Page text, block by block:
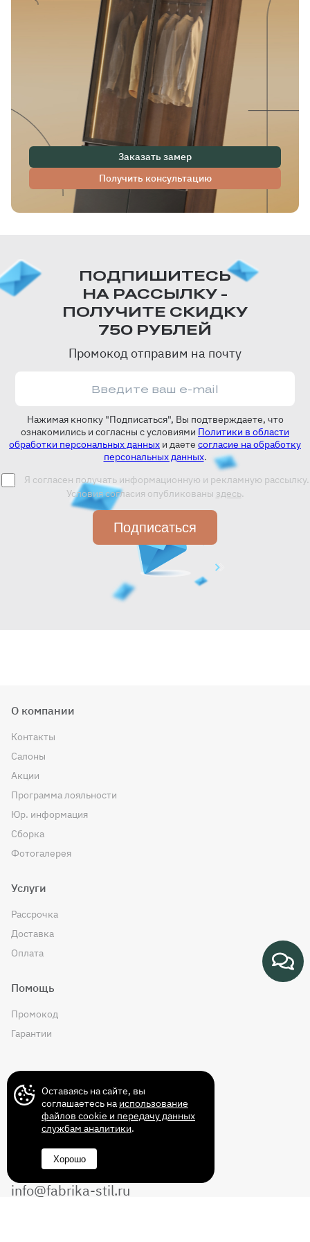
Заказать замер
Получить консультацию
ПОДПИШИТЕСЬ
НА РАССЫЛКУ -
ПОЛУЧИТЕ СКИДКУ
750 РУБЛЕЙ
Промокод отправим на почту
Нажимая кнопку "Подписаться", Вы подтверждаете, что
ознакомились и согласны с условиями Политики в области
обработки персональных данных и даете согласие на обработку
персональных данных.
Я согласен получать информационную и рекламную рассылку.
Условия согласия опубликованы здесь.
Подписаться
О компании
Контакты
Салоны
Акции
Программа лояльности
Юр. информация
Сборка
Фотогалерея
Услуги
Рассрочка
Доставка
Оплата
Помощь
Промокод
Гарантии
Контакты
+7 (499) 372-43-72
8 (800) 350-14-70
info@fabrika-stil.ru
Оставаясь на сайте, вы
соглашаетесь на использование
файлов cookie и передачу данных
службам аналитики.
Хорошо